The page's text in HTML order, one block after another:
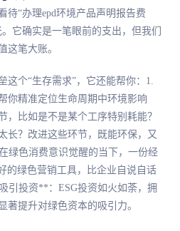
待“办理epd环境产品声明报告费
它确实是一笔眼前的支出，但我们
这笔大账。
这个“生存需求”，它还能帮你：1.
你精准定位生命周期中环境影响
，比如是不是某个工序特别耗能？
长？改进这些环节，既能环保，又
绿色消费意识觉醒的当下，一份经
的绿色营销工具，比企业自说自话
引投资**：ESG投资如火如荼，拥
著提升对绿色资本的吸引力。